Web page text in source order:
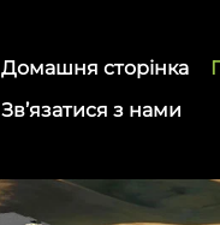
Домашня сторінка
Зв’язатися з нами